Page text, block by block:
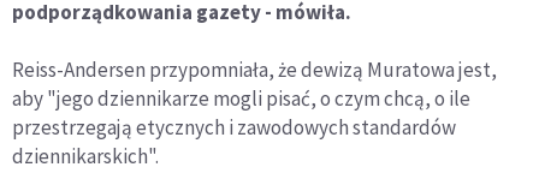
podporządkowania gazety - mówiła.
Reiss-Andersen przypomniała, że dewizą Muratowa jest,
aby "jego dziennikarze mogli pisać, o czym chcą, o ile
przestrzegają etycznych i zawodowych standardów
dziennikarskich".